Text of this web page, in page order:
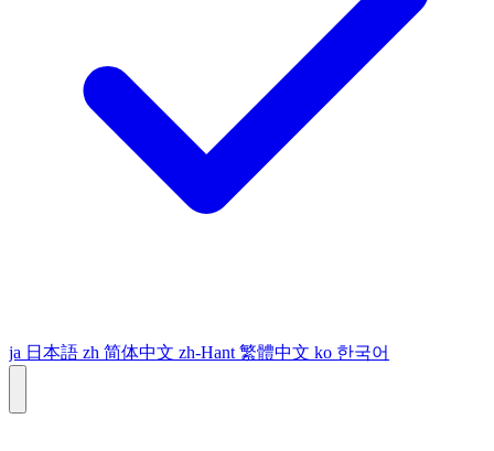
ja 日本語 zh 简体中文 zh-Hant 繁體中文 ko 한국어